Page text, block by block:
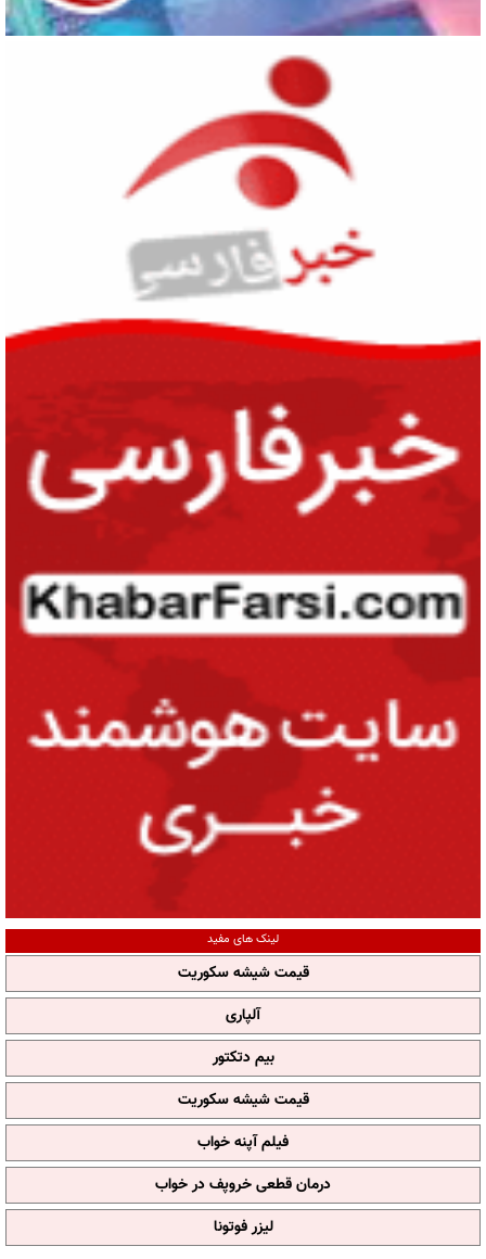
لینک های مفید
قیمت شیشه سکوریت
آلپاری
بیم دتکتور
قیمت شیشه سکوریت
فیلم آپنه خواب
درمان قطعی خروپف در خواب
لیزر فوتونا